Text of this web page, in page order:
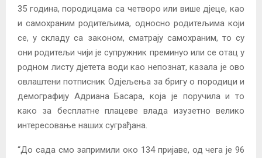
35 година, породицама са четворо или више д‌јеце, као
и самохраним родитељима, односно родитељима који
се, у складу са законом, сматрају самохраним, то су
они родитељи чији је супружник преминуо или се отац у
родном листу д‌јетета води као непознат, казала је ово
овлаштени потписник Од‌јељења за бригу о породици и
демографију Адриана Басара, која је поручила и то
како за бесплатне плацеве влада изузетно велико
интересовање наших суграђана.
“До сада смо запримили око 134 пријаве, од чега је 96